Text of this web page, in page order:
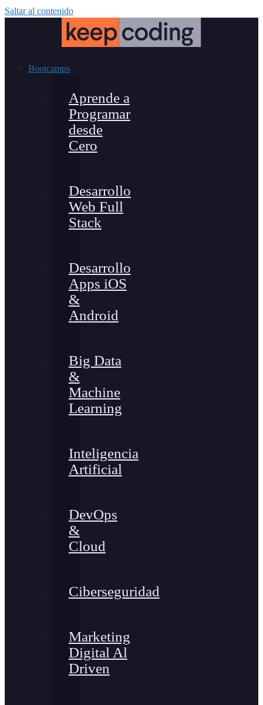
Saltar al contenido
Bootcamps
Aprende a
Programar
desde
Cero
Desarrollo
Web Full
Stack
Desarrollo
Apps iOS
&
Android
Big Data
&
Machine
Learning
Inteligencia
Artificial
DevOps
&
Cloud
Ciberseguridad
Marketing
Digital Al
Driven